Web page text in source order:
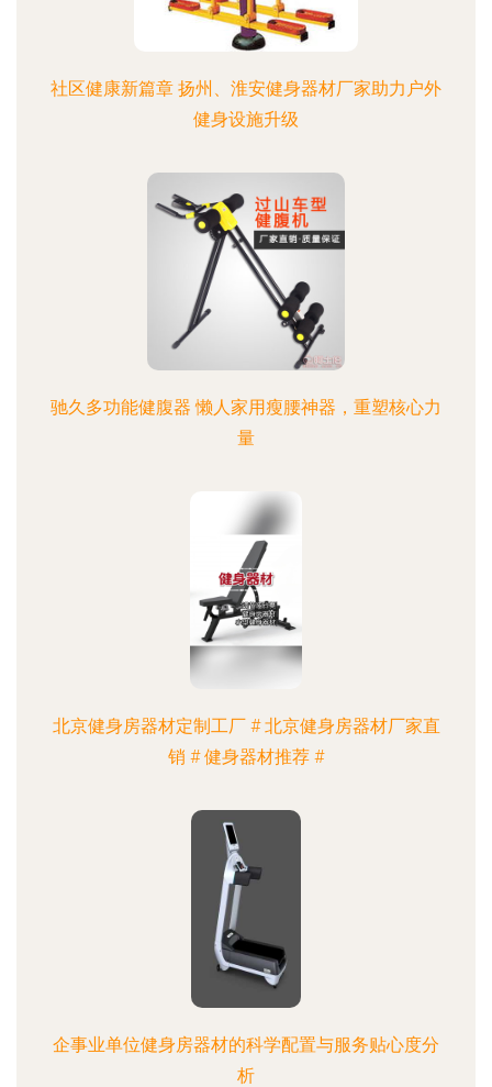
社区健康新篇章 扬州、淮安健身器材厂家助力户外
健身设施升级
驰久多功能健腹器 懒人家用瘦腰神器，重塑核心力
量
北京健身房器材定制工厂 # 北京健身房器材厂家直
销 # 健身器材推荐 #
企事业单位健身房器材的科学配置与服务贴心度分
析